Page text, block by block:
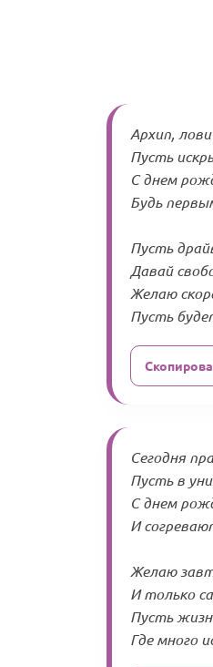
Архип,
Пусть
С днем
Будь
Пусть
Давай
Желаю
Пусть
Сегодня
Пусть в
С днем
И
Желаю
И только
Пусть
Где много